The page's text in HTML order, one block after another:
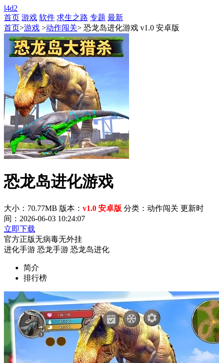
l4d2
首页 游戏 软件 求生之路 专题 最新
首页>游戏 >动作闯关> 恐龙岛进化游戏 v1.0 安卓版
恐龙岛进化游戏
大小：70.77MB 版本： v1.0 安卓版 分类：动作闯关 更新时
间：2026-06-03 10:24:07
立即下载
官方正版无病毒无外挂
进化手游 恐龙手游 恐龙岛进化
简介
排行榜